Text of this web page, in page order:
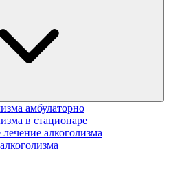
амбулаторно
в стационаре
алкоголизма